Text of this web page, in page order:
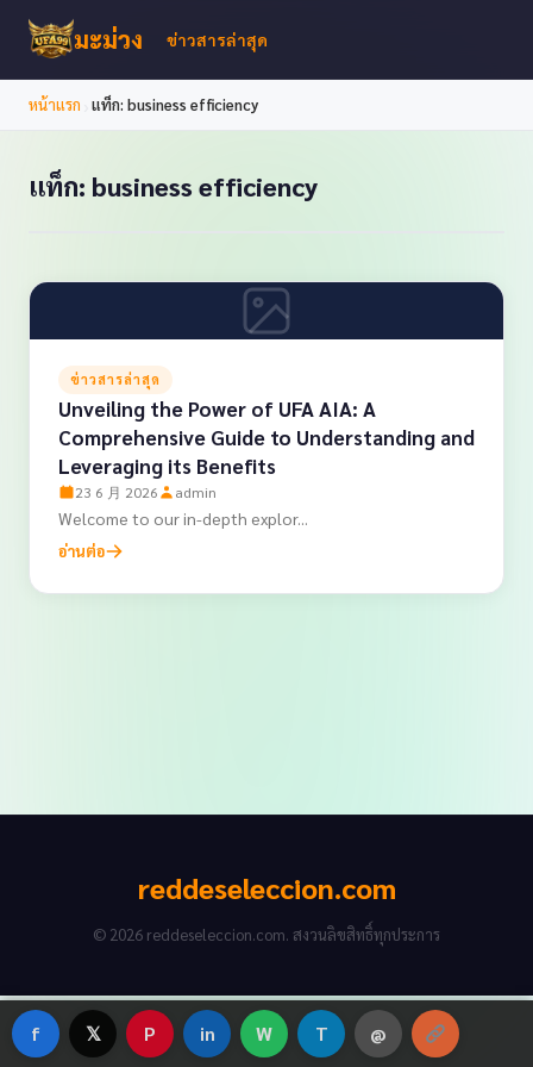
มะม่วง ข่าวสารล่าสุด
หน้าแรก แท็ก: business efficiency
แท็ก: business efficiency
ข่าวสารล่าสุด
Unveiling the Power of UFA AIA: A
Comprehensive Guide to Understanding and
Leveraging its Benefits
23 6 月 2026 admin
Welcome to our in-depth explor...
อ่านต่อ
reddeseleccion.com
© 2026 reddeseleccion.com. สงวนลิขสิทธิ์ทุกประการ
f 𝕏 P in W T @